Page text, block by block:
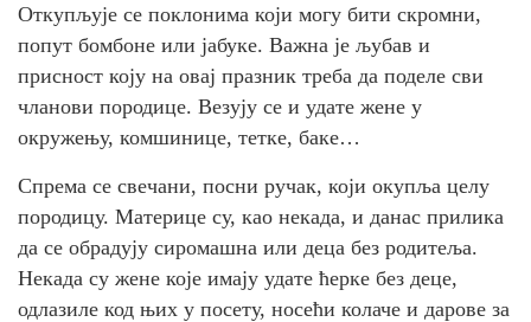
Откупљује се поклонима који могу бити скромни,
попут бомбоне или јабуке. Важна је љубав и
присност коју на овај празник треба да поделе сви
чланови породице. Везују се и удате жене у
окружењу, комшинице, тетке, баке…
Спрема се свечани, посни ручак, који окупља целу
породицу. Материце су, као некада, и данас прилика
да се обрадују сиромашна или деца без родитеља.
Некада су жене које имају удате ћерке без деце,
одлазиле код њих у посету, носећи колаче и дарове за